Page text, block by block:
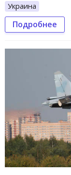
Украина
Подробнее